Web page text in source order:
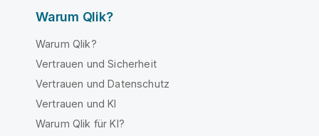
Warum Qlik?
Warum Qlik?
Vertrauen und Sicherheit
Vertrauen und Datenschutz
Vertrauen und KI
Warum Qlik für KI?